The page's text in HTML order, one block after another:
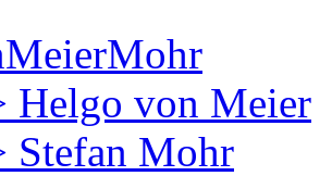
Helgo von Meier
Stefan Mohr